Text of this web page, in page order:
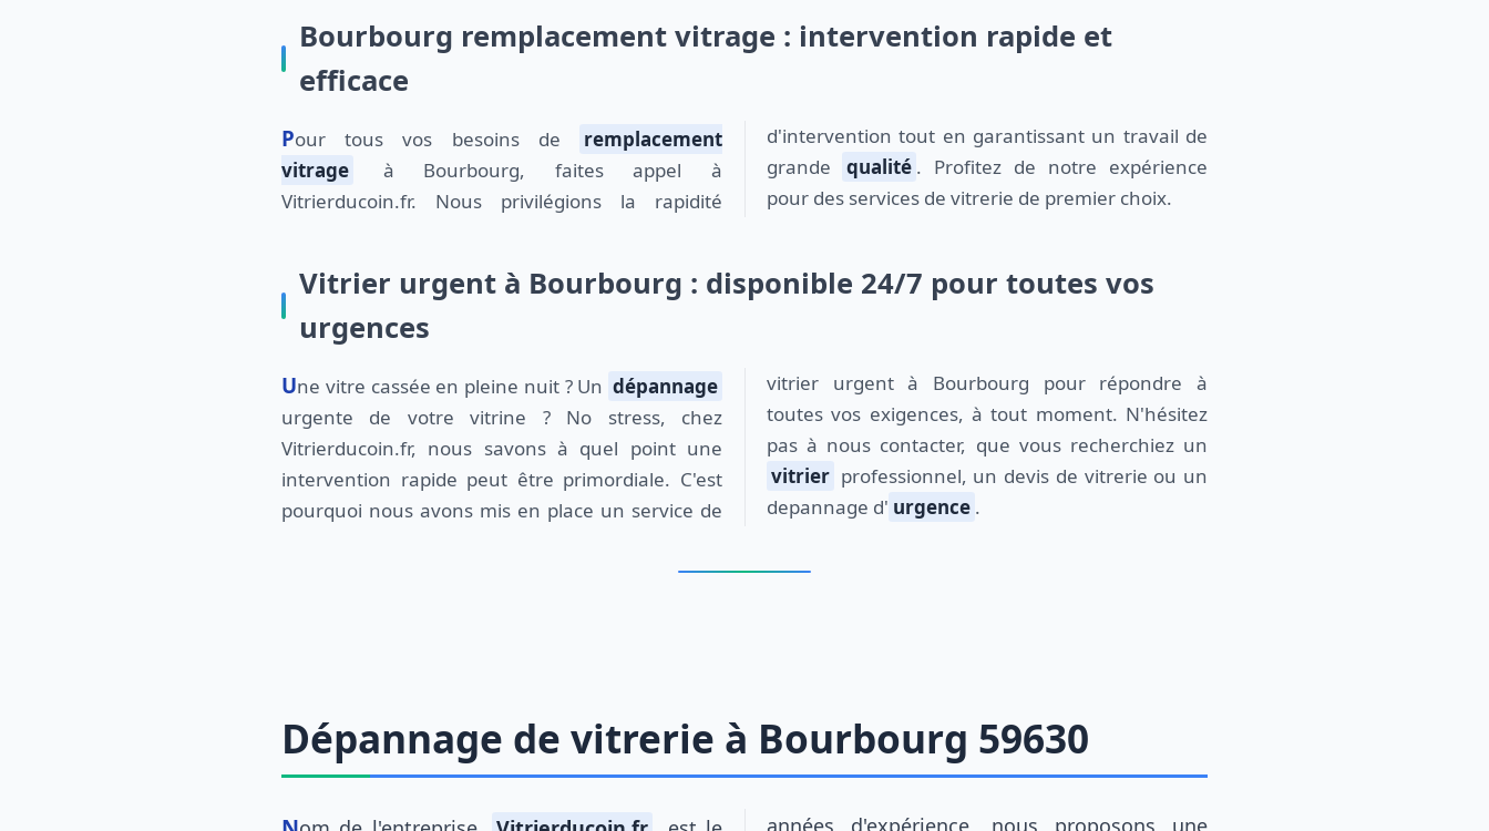
Bourbourg remplacement vitrage : intervention rapide et
efficace
Pour tous vos besoins de
remplacement
vitrage
à Bourbourg, faites appel à
Vitrierducoin.fr. Nous privilégions la rapidité
d'intervention tout en garantissant un travail de
grande
qualité . Profitez de notre expérience
pour des services de vitrerie de premier choix.
Vitrier urgent à Bourbourg : disponible 24/7 pour toutes vos
urgences
Une vitre cassée en pleine nuit ? Un dépannage
urgente de votre vitrine ? No stress, chez
Vitrierducoin.fr, nous savons à quel point une
intervention rapide peut être primordiale. C'est
pourquoi nous avons mis en place un service de
vitrier urgent à Bourbourg pour répondre à
toutes vos exigences, à tout moment. N'hésitez
pas à nous contacter, que vous recherchiez un
vitrier professionnel, un devis de vitrerie ou un
depannage d' urgence .
Dépannage de vitrerie à Bourbourg 59630
années d'expérience, nous proposons une